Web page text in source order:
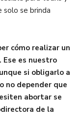
solo se brinda
cómo realizar un
Ese es nuestro
si obligarlo a
no depender que
abortar se
de la